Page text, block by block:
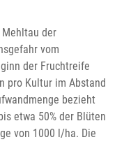
der
vom
der Fruchtreife
pro Kultur im Abstand
bezieht
etwa 50% der Blüten
von 1000 l/ha. Die